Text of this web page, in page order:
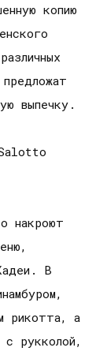
копию
выпечку.
накроют
В
рикотта, а
с рукколой,